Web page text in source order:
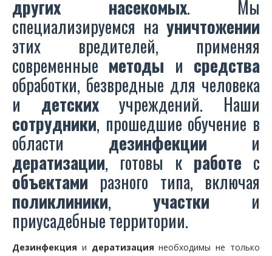
других насекомых. Мы
специализируемся на уничтожении
этих вредителей, применяя
современные методы и средства
обработки, безвредные для человека
и детскихучреждений. Наши
сотрудники, прошедшие обучение в
области дезинфекции и
дератизации, готовы к работе с
объектами разного типа, включая
поликлиники, участки и
приусадебные территории.
Дезинфекция и дератизация необходимы не только